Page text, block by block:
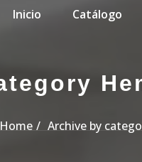
Inicio
Catálogo
Home Archive by